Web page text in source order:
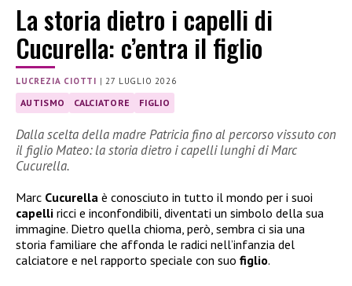
La storia dietro i capelli di
Cucurella: c’entra il figlio
LUCREZIA CIOTTI |27 LUGLIO 2026
AUTISMO CALCIATORE FIGLIO
Dalla scelta della madre Patricia fino al percorso vissuto con
il figlio Mateo: la storia dietro i capelli lunghi di Marc
Cucurella.
Marc Cucurella è conosciuto in tutto il mondo per i suoi
capelli ricci e inconfondibili, diventati un simbolo della sua
immagine. Dietro quella chioma, però, sembra ci sia una
storia familiare che affonda le radici nell’infanzia del
calciatore e nel rapporto speciale con suo figlio.